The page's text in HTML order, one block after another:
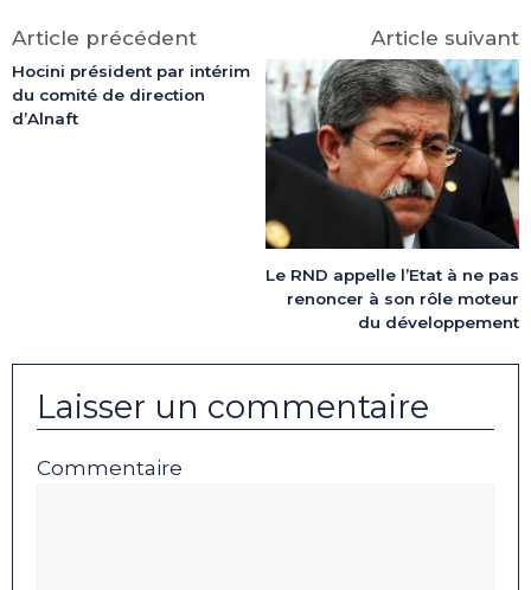
(Twitter)
Article précédent
Hocini président par intérim
du comité de direction
d’Alnaft
Article suivant
Le RND appelle l’Etat à ne pas
renoncer à son rôle moteur
du développement
Laisser un commentaire
Commentaire